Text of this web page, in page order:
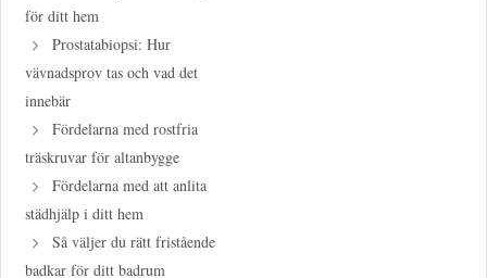
för ditt hem
Prostatabiopsi: Hur
vävnadsprov tas och vad det
innebär
Fördelarna med rostfria
träskruvar för altanbygge
Fördelarna med att anlita
städhjälp i ditt hem
Så väljer du rätt fristående
badkar för ditt badrum